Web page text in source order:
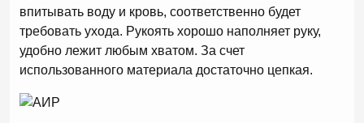
впитывать воду и кровь, соответственно будет
требовать ухода. Рукоять хорошо наполняет руку,
удобно лежит любым хватом. За счет
использованного материала достаточно цепкая.